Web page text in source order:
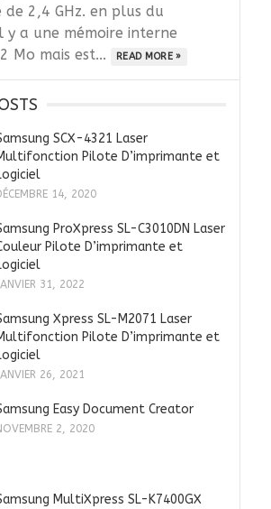
de 2,4 GHz. en plus du
y a une mémoire interne
Mo mais est...
READ MORE »
SCX-4321 Laser
Pilote D’imprimante et
14, 2020
ProXpress SL-C3010DN Laser
Pilote D’imprimante et
31, 2022
Xpress SL-M2071 Laser
Pilote D’imprimante et
26, 2021
Easy Document Creator
2, 2020
MultiXpress SL-K7400GX